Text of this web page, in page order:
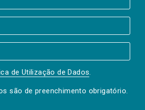
de Utilização de Dados.
são de preenchimento obrigatório.